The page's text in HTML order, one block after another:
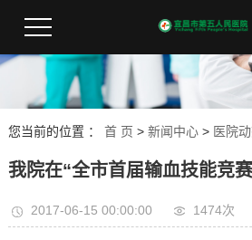
您当前的位置 ： 首 页 > 新闻中心> 医院
我院在“全市首届输血技能竞
2017-06-15 00:00:00 1474次